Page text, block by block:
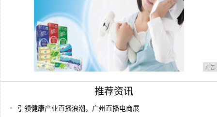
广告
推荐资讯
引领健康产业直播浪潮，广州直播电商展